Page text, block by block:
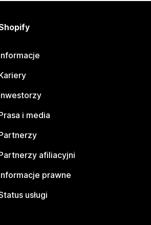
i media
afiliacyjni
prawne
usługi